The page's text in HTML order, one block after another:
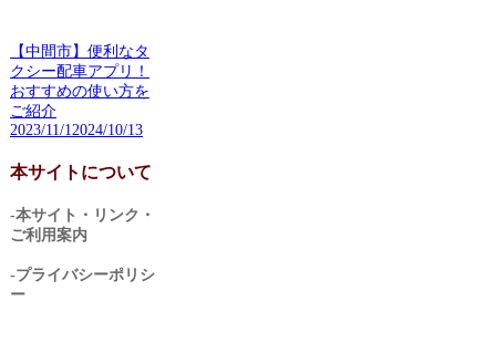
【中間市】便利なタ
クシー配車アプリ！
おすすめの使い方を
ご紹介
2023/11/1 2024/10/13
本サイトについて
-本サイト・リンク・
ご利用案内
-プライバシーポリシ
ー